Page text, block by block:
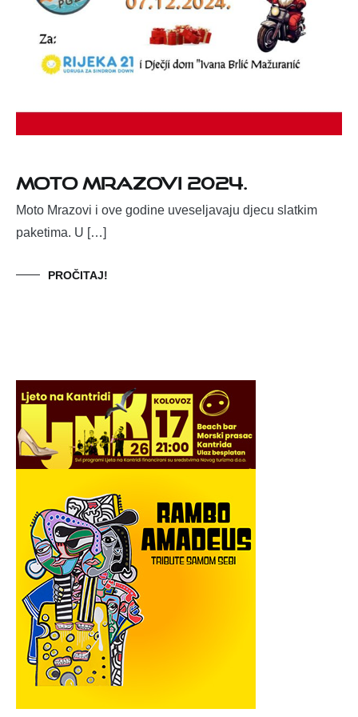
Moto Mrazovi 2024.
Moto Mrazovi i ove godine uveseljavaju djecu slatkim
paketima. U […]
PROČITAJ!